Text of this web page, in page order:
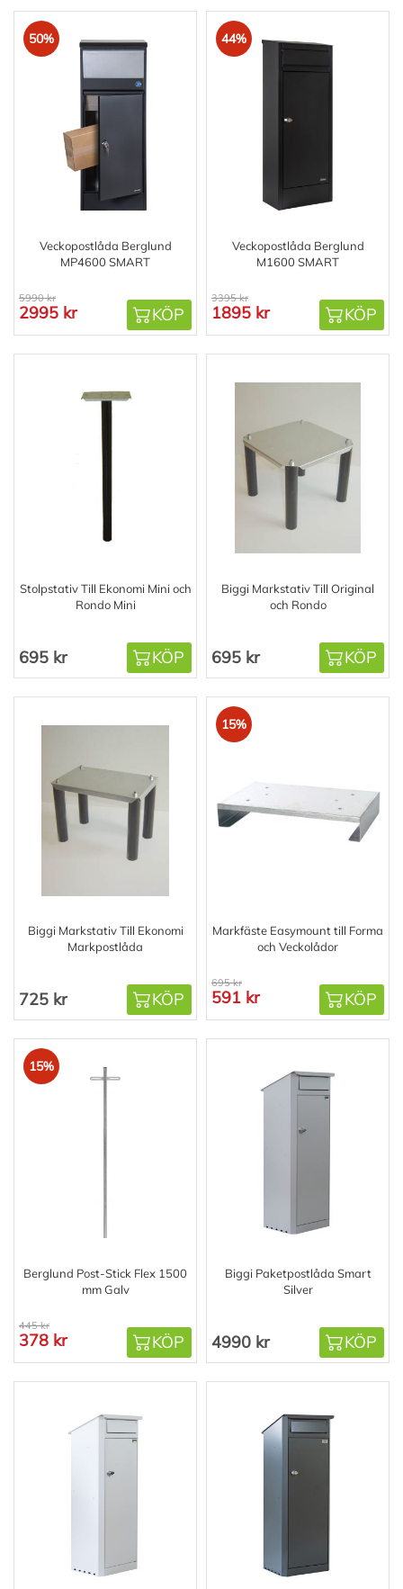
50%
Veckopostlåda Berglund
MP4600 SMART
5990 kr
2995 kr KÖP
44%
Veckopostlåda Berglund
M1600 SMART
3395 kr
1895 kr KÖP
Stolpstativ Till Ekonomi Mini och
Rondo Mini
695 kr KÖP
Biggi Markstativ Till Original
och Rondo
695 kr KÖP
Biggi Markstativ Till Ekonomi
Markpostlåda
725 kr KÖP
15%
Markfäste Easymount till Forma
och Veckolådor
695 kr
591 kr KÖP
15%
Berglund Post-Stick Flex 1500
mm Galv
445 kr
378 kr KÖP
Biggi Paketpostlåda Smart
Silver
4990 kr KÖP